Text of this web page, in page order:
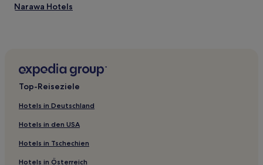
Narawa Hotels
Hotels nahe Tokyo Disneyland®
Chiba Hotels
Hotels nahe Tokyo DisneySea®
Nakamachi Hotels
Chidori: Hotels
Top-Reiseziele
Hotels in Deutschland
Hotels in den USA
Hotels in Tschechien
Hotels in Österreich